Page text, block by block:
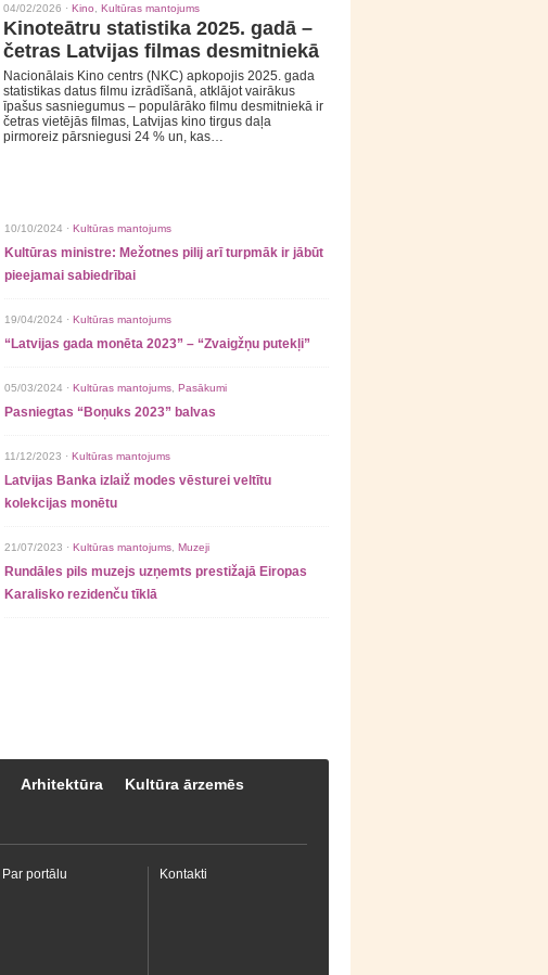
04/02/2026 · Kino Kultūras mantojums
Kinoteātru statistika 2025. gadā –
četras Latvijas filmas desmitniekā
Nacionālais Kino centrs (NKC) apkopojis 2025. gada
statistikas datus filmu izrādīšanā, atklājot vairākus
īpašus sasniegumus – populārāko filmu desmitniekā ir
četras vietējās filmas, Latvijas kino tirgus daļa
pirmoreiz pārsniegusi 24 % un, kas…
10/10/2024 · Kultūras mantojums
Kultūras ministre: Mežotnes pilij arī turpmāk ir jābūt
pieejamai sabiedrībai
19/04/2024 · Kultūras mantojums
“Latvijas gada monēta 2023” – “Zvaigžņu putekļi”
05/03/2024 · Kultūras mantojums Pasākumi
Pasniegtas “Boņuks 2023” balvas
11/12/2023 · Kultūras mantojums
Latvijas Banka izlaiž modes vēsturei veltītu
kolekcijas monētu
21/07/2023 · Kultūras mantojums Muzeji
Rundāles pils muzejs uzņemts prestižajā Eiropas
Karalisko rezidenču tīklā
Arhitektūra Kultūra ārzemēs
Par portālu Kontakti